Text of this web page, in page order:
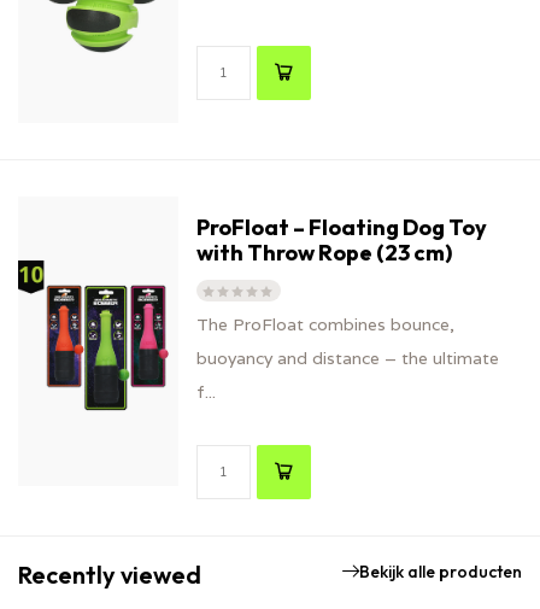
ProFloat – Floating Dog Toy
with Throw Rope (23 cm)
The ProFloat combines bounce,
buoyancy and distance – the ultimate
f...
Recently viewed Bekijk alle producten